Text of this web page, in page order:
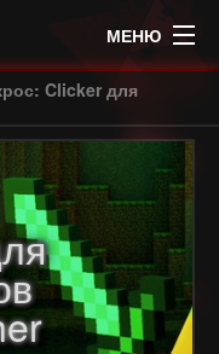
МЕНЮ
Clicker для